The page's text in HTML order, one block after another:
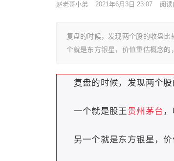
赵老哥小弟 2021年6月3日 23:07 阅读
复盘的时候，发现两个股的收盘
个就是东方银星，价值重估概念
复盘的时候，发现两个股
一个就是股王贵州茅台
另一个就是东方银星 ，